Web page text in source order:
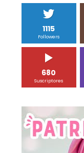
1115
Followers
680
Suscriptores